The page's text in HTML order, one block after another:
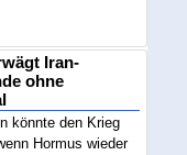
Iran-
ohne
könnte den Krieg
Hormus wieder